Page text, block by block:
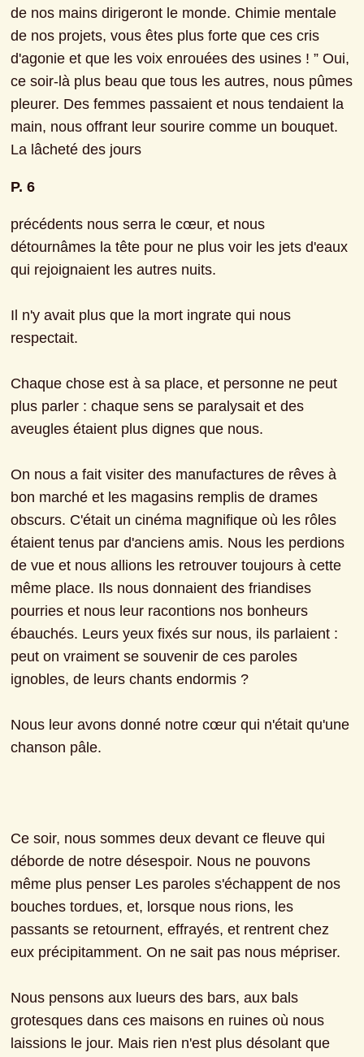
de nos mains dirigeront le monde. Chimie mentale
de nos projets, vous êtes plus forte que ces cris
d'agonie et que les voix enrouées des usines ! ” Oui,
ce soir-là plus beau que tous les autres, nous pûmes
pleurer. Des femmes passaient et nous tendaient la
main, nous offrant leur sourire comme un bouquet.
La lâcheté des jours
P. 6
précédents nous serra le cœur, et nous
détournâmes la tête pour ne plus voir les jets d'eaux
qui rejoignaient les autres nuits.
Il n'y avait plus que la mort ingrate qui nous
respectait.
Chaque chose est à sa place, et personne ne peut
plus parler : chaque sens se paralysait et des
aveugles étaient plus dignes que nous.
On nous a fait visiter des manufactures de rêves à
bon marché et les magasins remplis de drames
obscurs. C'était un cinéma magnifique où les rôles
étaient tenus par d'anciens amis. Nous les perdions
de vue et nous allions les retrouver toujours à cette
même place. Ils nous donnaient des friandises
pourries et nous leur racontions nos bonheurs
ébauchés. Leurs yeux fixés sur nous, ils parlaient :
peut on vraiment se souvenir de ces paroles
ignobles, de leurs chants endormis ?
Nous leur avons donné notre cœur qui n'était qu'une
chanson pâle.
Ce soir, nous sommes deux devant ce fleuve qui
déborde de notre désespoir. Nous ne pouvons
même plus penser Les paroles s'échappent de nos
bouches tordues, et, lorsque nous rions, les
passants se retournent, effrayés, et rentrent chez
eux précipitamment. On ne sait pas nous mépriser.
Nous pensons aux lueurs des bars, aux bals
grotesques dans ces maisons en ruines où nous
laissions le jour. Mais rien n'est plus désolant que